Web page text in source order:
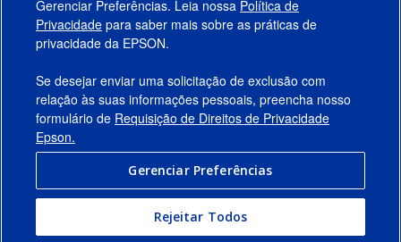
Produtos
Suporte
Links Sugeridos
Empresa
Conecte-se com a Epson
Gerenciar Preferências. Leia nossa Política de
Privacidade para saber mais sobre as práticas de
privacidade da EPSON.
Se desejar enviar uma solicitação de exclusão com
relação às suas informações pessoais, preencha nosso
formulário de Requisição de Direitos de Privacidade
Epson.
Gerenciar Preferências
Rejeitar Todos